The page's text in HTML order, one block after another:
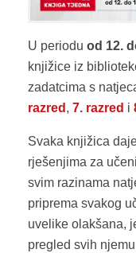
U periodu od 12.
knjižice iz
zadatcima s
razred , 7. razred i
Svaka knjižica
rješenjima za
svim razinama
priprema svakog
uvelike olakšana,
pregled svih